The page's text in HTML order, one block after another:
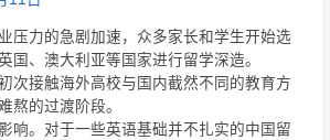
压力的急剧加速，众多家长和学生开始选
国、澳大利亚等国家进行留学深造。
次接触海外高校与国内截然不同的教育方
熬的过渡阶段。
响。对于一些英语基础并不扎实的中国留